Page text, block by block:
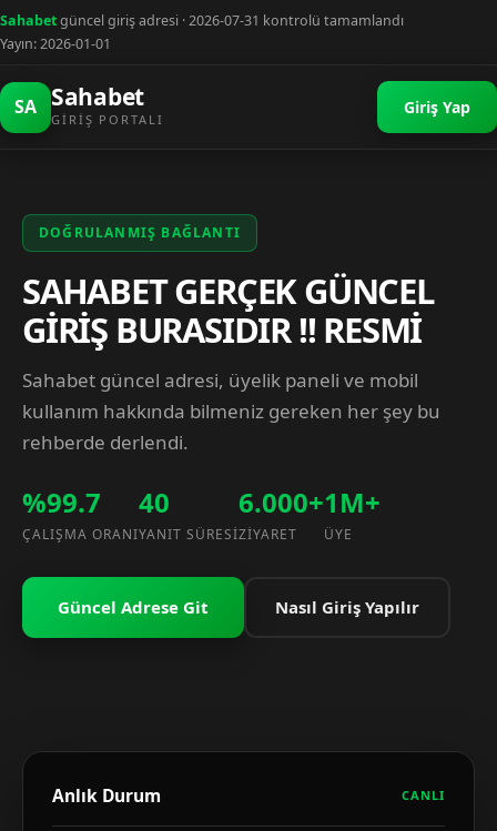
Sahabetgüncel giriş adresi · 2026-07-31 kontrolü tamamlandı
Yayın: 2026-01-01
SA Sahabet
GIRIŞ PORTALI
Giriş Yap
DOĞRULANMIŞ BAĞLANTI
SAHABET GERÇEK GÜNCEL
GİRİŞ BURASIDIR !! RESMİ
Sahabet güncel adresi, üyelik paneli ve mobil
kullanım hakkında bilmeniz gereken her şey bu
rehberde derlendi.
%99.7
ÇALIŞMA ORANI
40
YANIT SÜRESI
6.000+
ZIYARET
1M+
ÜYE
Güncel Adrese Git Nasıl Giriş Yapılır
Anlık Durum CANLI